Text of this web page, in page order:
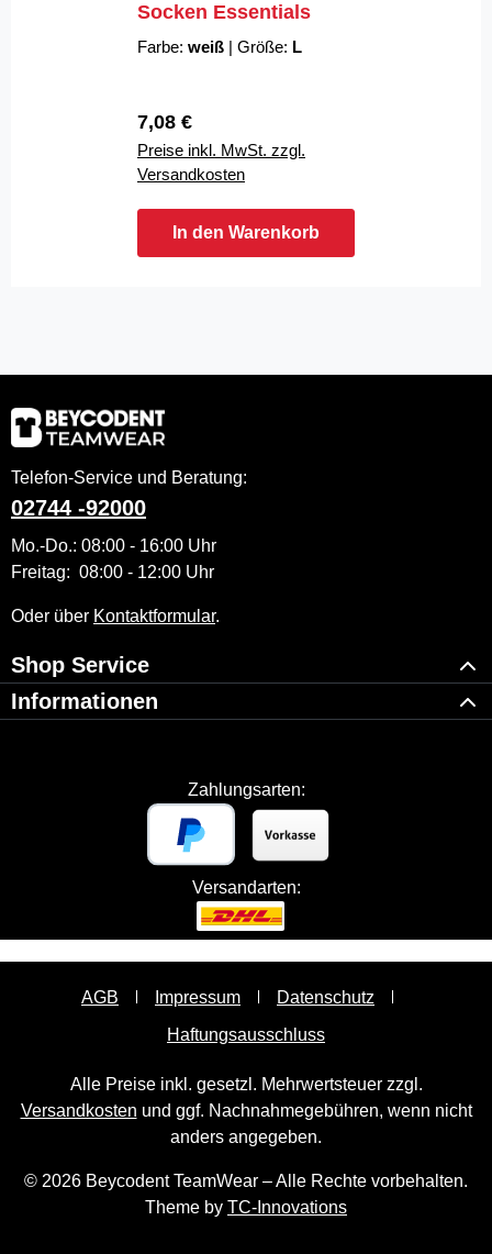
Socken Essentials
Farbe: weiß | Größe: L
Regulärer Preis:
7,08 €
Preise inkl. MwSt. zzgl.
Versandkosten
In den Warenkorb
Telefon-Service und Beratung:
02744 -92000
Mo.-Do.: 08:00 - 16:00 Uhr
Freitag: 08:00 - 12:00 Uhr
Oder über Kontaktformular.
Shop Service
Informationen
Zahlungsarten:
Versandarten:
AGB Impressum
Datenschutz
Haftungsausschluss
Alle Preise inkl. gesetzl. Mehrwertsteuer zzgl.
Versandkosten und ggf. Nachnahmegebühren, wenn nicht
anders angegeben.
© 2026 Beycodent TeamWear – Alle Rechte vorbehalten.
Theme by TC-Innovations